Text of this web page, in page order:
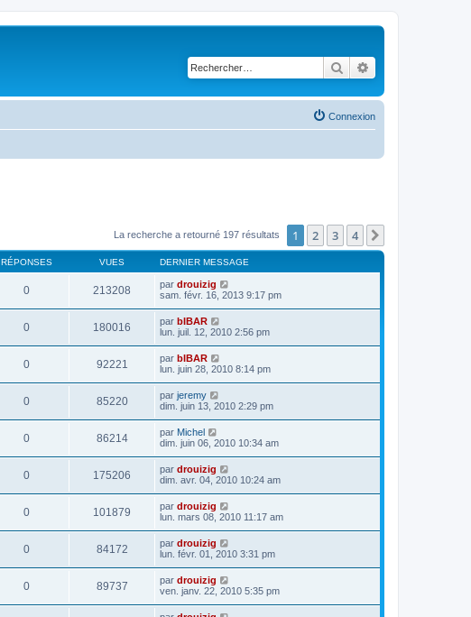
Rechercher
Connexion
La recherche a retourné 197 résultats 1 2 3 4
RÉPONSES VUES DERNIER MESSAGE
0 213208 par drouizig
sam. févr. 16, 2013 9:17 pm
0 180016 par bIBAR
lun. juil. 12, 2010 2:56 pm
0 92221 par bIBAR
lun. juin 28, 2010 8:14 pm
0 85220 par jeremy
dim. juin 13, 2010 2:29 pm
0 86214 par Michel
dim. juin 06, 2010 10:34 am
0 175206 par drouizig
dim. avr. 04, 2010 10:24 am
0 101879 par drouizig
lun. mars 08, 2010 11:17 am
0 84172 par drouizig
lun. févr. 01, 2010 3:31 pm
0 89737 par drouizig
ven. janv. 22, 2010 5:35 pm